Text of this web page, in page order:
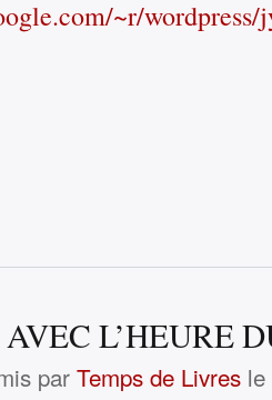
~r/
L’HEURE
parTemps de Livres